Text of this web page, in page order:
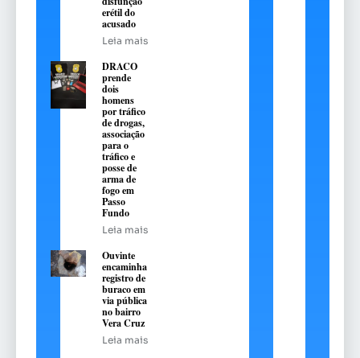
erétil do
acusado
Leia mais
DRACO
prende
dois
homens
por tráfico
de drogas,
associação
para o
tráfico e
posse de
arma de
fogo em
Passo
Fundo
Leia mais
Ouvinte
encaminha
registro de
buraco em
via pública
no bairro
Vera Cruz
Leia mais